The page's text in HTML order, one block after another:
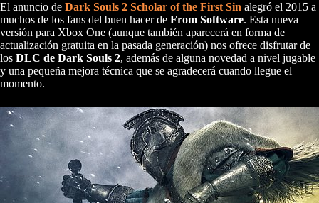
El anuncio de Dark Souls 2 Scholar of the First Sin alegró el 2015 a
muchos de los fans del buen hacer de From Software. Esta nueva
versión para Xbox One (aunque también aparecerá en forma de
actualización gratuita en la pasada generación) nos ofrece disfrutar de
los DLC de Dark Souls 2, además de alguna novedad a nivel jugable
y una pequeña mejora técnica que se agradecerá cuando llegue el
momento.